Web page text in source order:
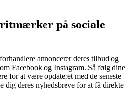
på sociale
annoncerer deres tilbud og
Facebook og Instagram. Så følg dine
for at være opdateret med de seneste
dig deres nyhedsbreve for at få direkte